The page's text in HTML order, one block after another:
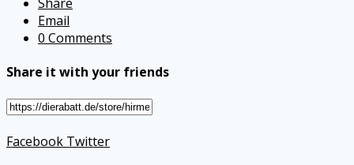
Email
0 Comments
Share it with your friends
Facebook Twitter